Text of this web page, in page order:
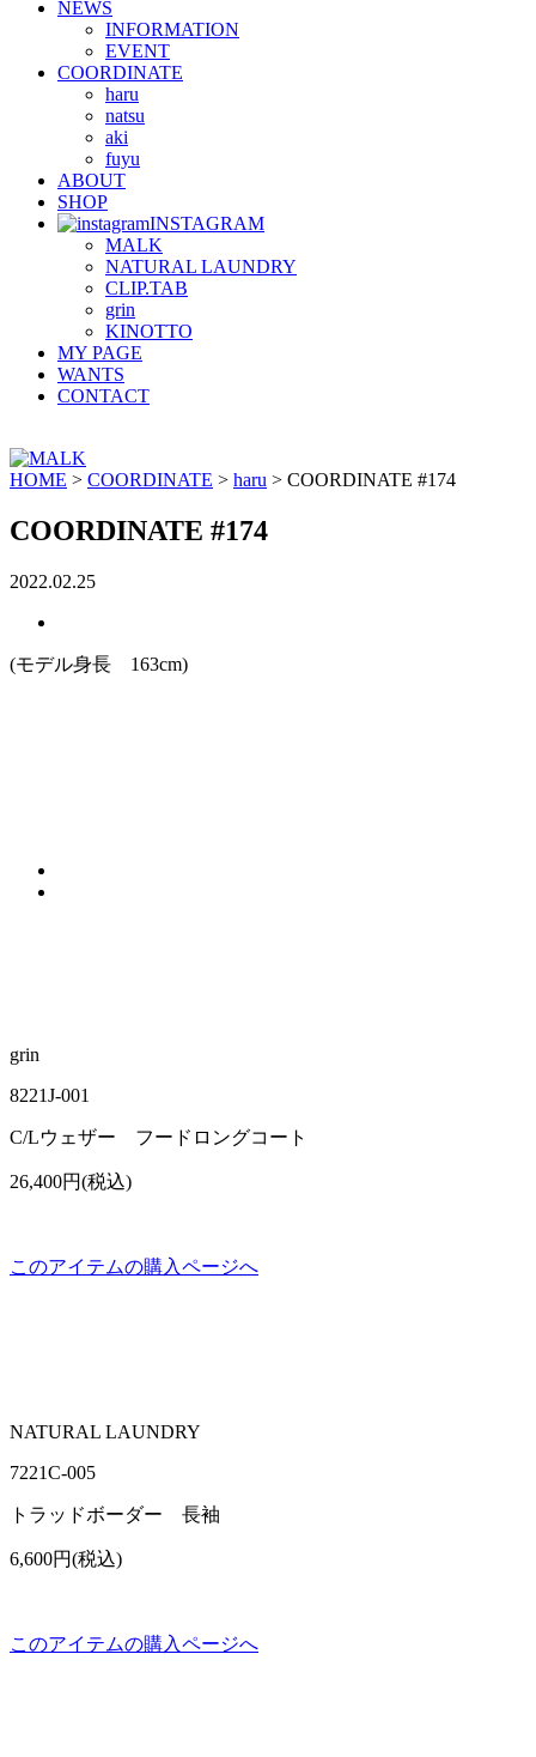
NEWS
INFORMATION
EVENT
COORDINATE
haru
natsu
aki
fuyu
ABOUT
SHOP
INSTAGRAM
MALK
NATURAL LAUNDRY
CLIP.TAB
grin
KINOTTO
MY PAGE
WANTS
CONTACT
HOME > COORDINATE > haru > COORDINATE #174
COORDINATE #174
2022.02.25
(モデル身長 163cm)
grin
8221J-001
C/Lウェザー フードロングコート
26,400円(税込)
このアイテムの購入ページへ
NATURAL LAUNDRY
7221C-005
トラッドボーダー 長袖
6,600円(税込)
このアイテムの購入ページへ